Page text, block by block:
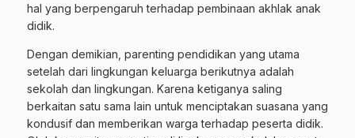
hal yang berpengaruh terhadap pembinaan akhlak anak
didik.
Dengan demikian, parenting pendidikan yang utama
setelah dari lingkungan keluarga berikutnya adalah
sekolah dan lingkungan. Karena ketiganya saling
berkaitan satu sama lain untuk menciptakan suasana yang
kondusif dan memberikan warga terhadap peserta didik.